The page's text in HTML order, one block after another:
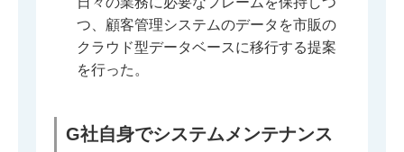
つ、顧客管理システムのデータを市販の
クラウド型データベースに移行する提案
を行った。
G社自身でシステムメンテナンス